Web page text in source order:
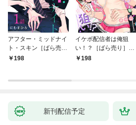
アフター・ミッドナイ
ト・スキン［ばら売
り］ 第1話
198
イケボ配信者は俺狙
い！？［ばら売り］
第1話
198
新刊配信予定